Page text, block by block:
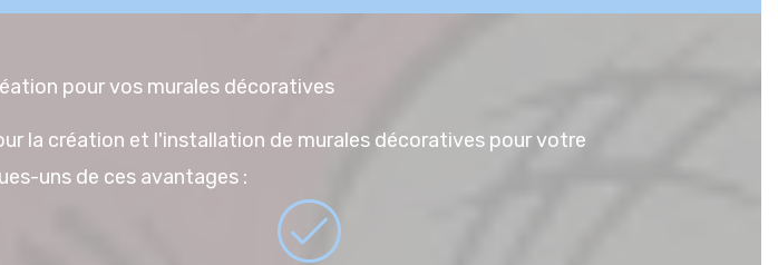
pour vos murales décoratives
la création et l'installation de murales décoratives pour votre
uns de ces avantages :